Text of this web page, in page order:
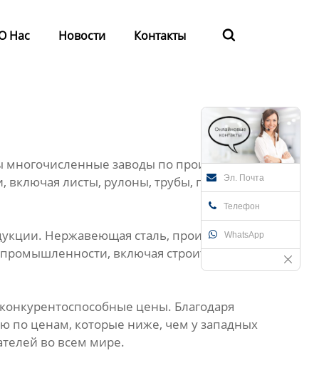
Нас Новости Контакты 
Эл. Почта
Телефон
WhatsApp
заводы по производству
включая листы, рулоны, трубы, прутки и
Нержавеющая сталь, производимая
включая строительство,
цены. Благодаря
по ценам, которые ниже, чем у западных
во всем мире.